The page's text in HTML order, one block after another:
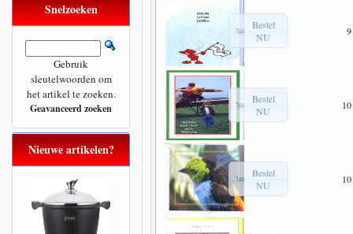
Bestel
NU
9
Bestel
NU
10
Bestel
NU
10
Snelzoeken
Gebruik
sleutelwoorden om
het artikel te zoeken.
Geavanceerd zoeken
Nieuwe artikelen?